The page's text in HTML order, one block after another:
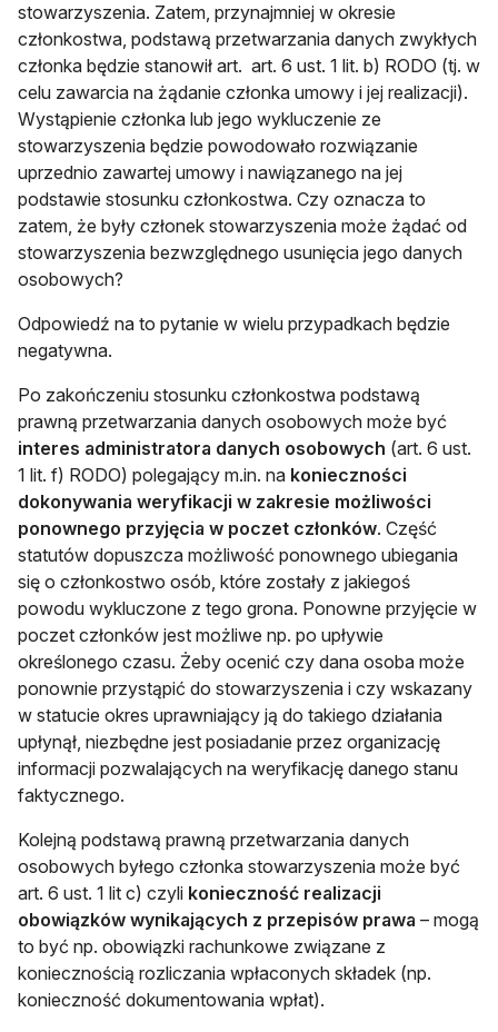
stowarzyszenia. Zatem, przynajmniej w okresie
członkostwa, podstawą przetwarzania danych zwykłych
członka będzie stanowił art. art. 6 ust. 1 lit. b) RODO (tj. w
celu zawarcia na żądanie członka umowy i jej realizacji).
Wystąpienie członka lub jego wykluczenie ze
stowarzyszenia będzie powodowało rozwiązanie
uprzednio zawartej umowy i nawiązanego na jej
podstawie stosunku członkostwa. Czy oznacza to
zatem, że były członek stowarzyszenia może żądać od
stowarzyszenia bezwzględnego usunięcia jego danych
osobowych?
Odpowiedź na to pytanie w wielu przypadkach będzie
negatywna.
Po zakończeniu stosunku członkostwa podstawą
prawną przetwarzania danych osobowych może być
interes administratora danych osobowych (art. 6 ust.
1 lit. f) RODO) polegający m.in. na konieczności
dokonywania weryfikacji w zakresie możliwości
ponownego przyjęcia w poczet członków. Część
statutów dopuszcza możliwość ponownego ubiegania
się o członkostwo osób, które zostały z jakiegoś
powodu wykluczone z tego grona. Ponowne przyjęcie w
poczet członków jest możliwe np. po upływie
określonego czasu. Żeby ocenić czy dana osoba może
ponownie przystąpić do stowarzyszenia i czy wskazany
w statucie okres uprawniający ją do takiego działania
upłynął, niezbędne jest posiadanie przez organizację
informacji pozwalających na weryfikację danego stanu
faktycznego.
Kolejną podstawą prawną przetwarzania danych
osobowych byłego członka stowarzyszenia może być
art. 6 ust. 1 lit c) czyli konieczność realizacji
obowiązków wynikających z przepisów prawa – mogą
to być np. obowiązki rachunkowe związane z
koniecznością rozliczania wpłaconych składek (np.
konieczność dokumentowania wpłat).